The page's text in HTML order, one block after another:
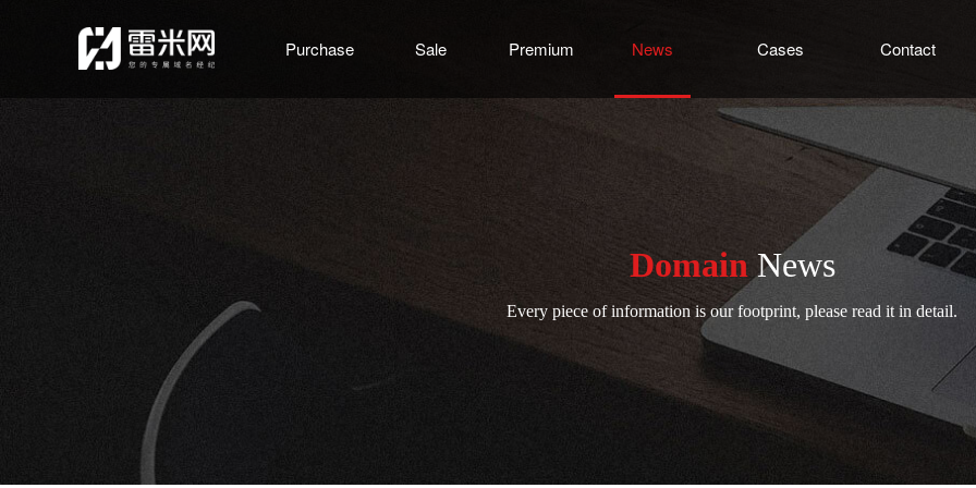
Purchase Sale Premium News Cases Contact
Domain News
Every piece of information is our footprint, please read it in detail.